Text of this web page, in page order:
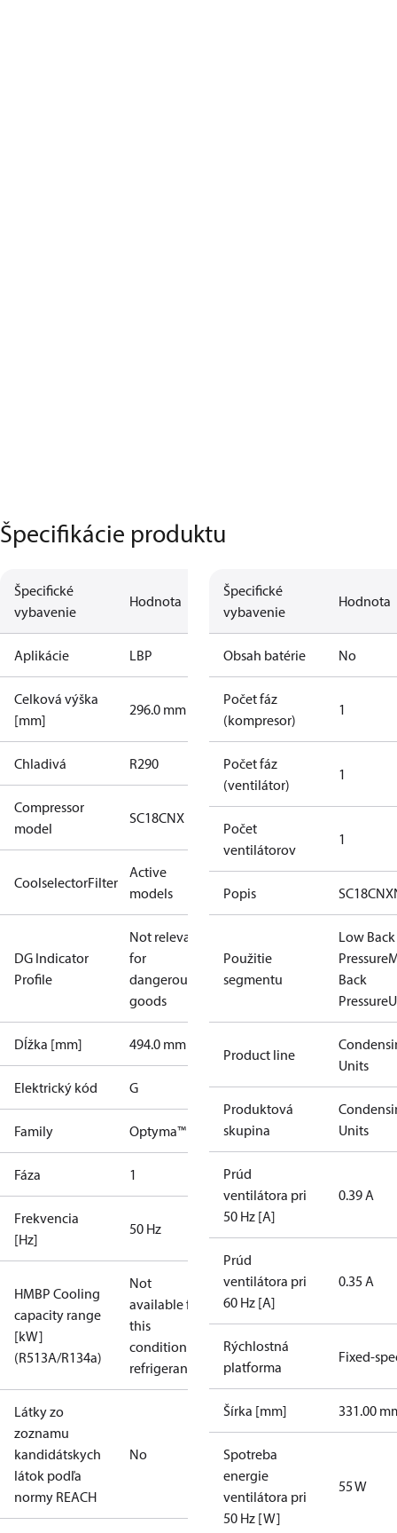
Špecifikácie produktu
Špecifické
vybavenie
Hodnota
Aplikácie LBP
Celková výška
[mm]
296.0 mm
Chladivá R290
Compressor
model
SC18CNX
CoolselectorFilter
Active
models
DG Indicator
Profile
Not relevant
for
dangerous
goods
Dĺžka [mm] 494.0 mm
Elektrický kód G
Family Optyma™
Fáza 1
Frekvencia
[Hz]
50 Hz
HMBP Cooling
capacity range
[kW]
(R513A/R134a)
Not
available for
this
condition /
refrigerant
Látky zo
zoznamu
kandidátskych
látok podľa
normy REACH
No
Špecifické
vybavenie
Hodnota
Obsah batérie No
Počet fáz
(kompresor)
1
Počet fáz
(ventilátor)
1
Počet
ventilátorov
1
Popis
Použitie
segmentu
Low Back
Pressure
Back
Pressure
Product line
Units
Produktová
skupina
Units
Prúd
ventilátora pri
50 Hz [A]
0.39 A
Prúd
ventilátora pri
60 Hz [A]
0.35 A
Rýchlostná
platforma
Fixed-
Šírka [mm] 331.00
Spotreba
energie
ventilátora pri
50 Hz [W]
55 W